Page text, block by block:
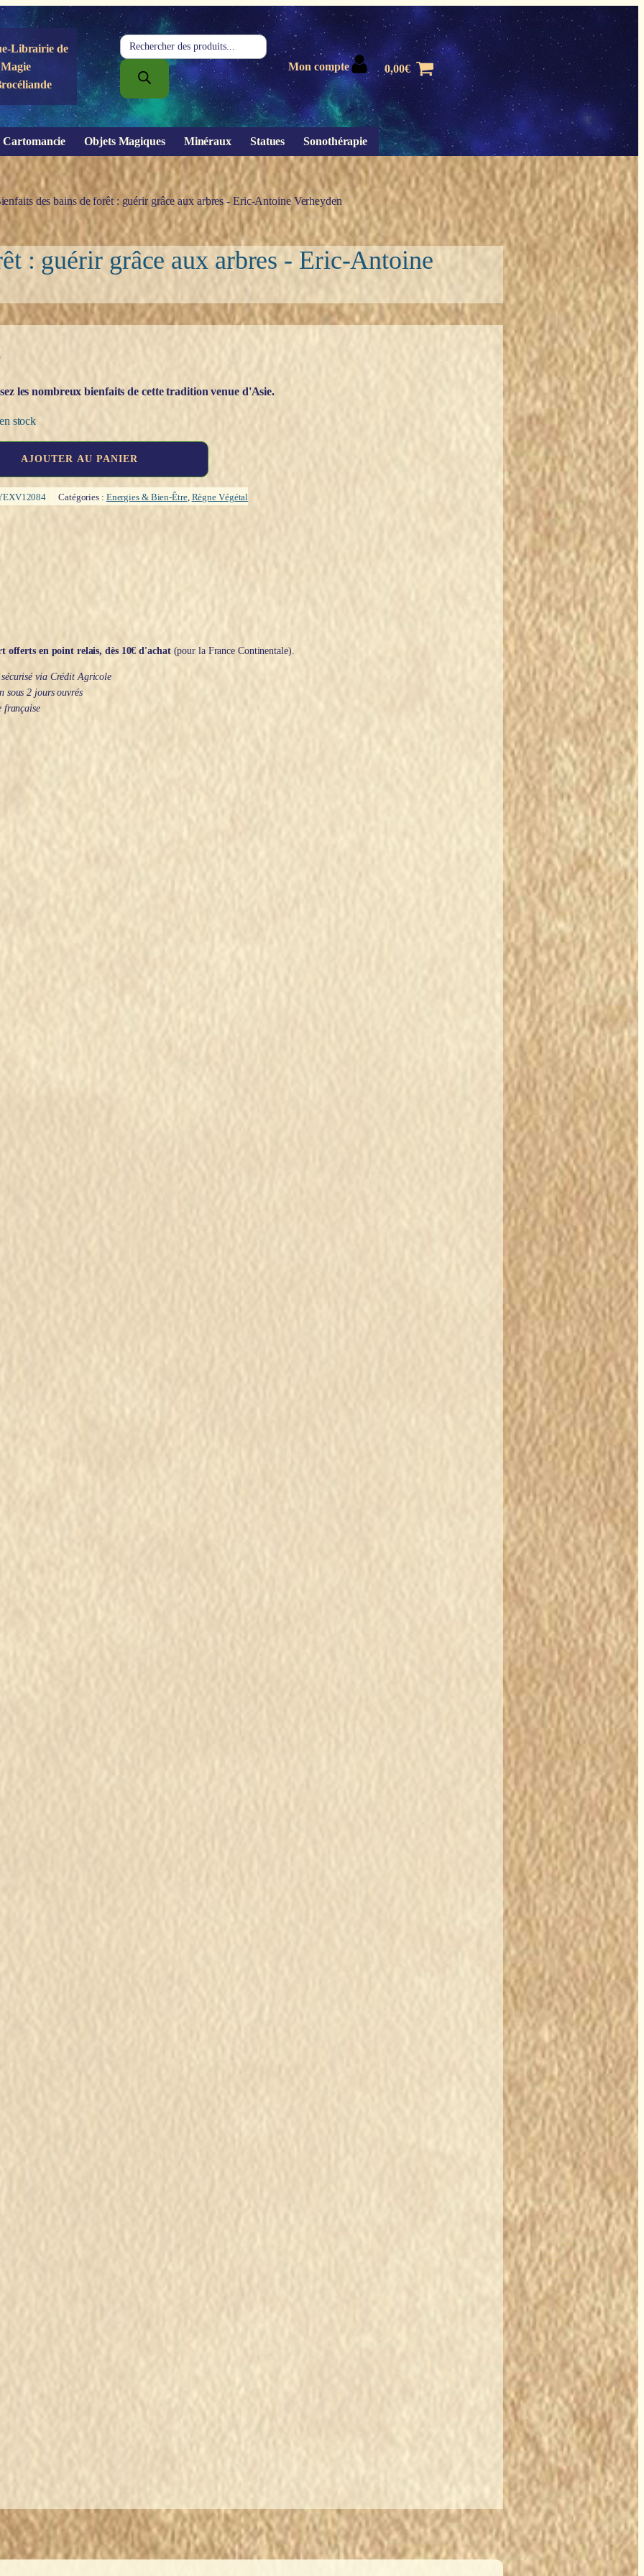
Librairie de
Magie
Recherche
de
produits
Mon compte 0,00€
Cartomancie Objets Magiques Minéraux Statues Sonothérapie
des bains de forêt : guérir grâce aux arbres - Eric-Antoine Verheyden
: guérir grâce aux arbres - Eric-Antoine
les nombreux bienfaits de cette tradition venue d'Asie.
stock
AJOUTER AU PANIER
Catégories : Energies & Bien-Être, Règne Végétal
offerts en point relais, dès 10€ d'achat(pour la France Continentale).
via Crédit Agricole
sous 2 jours ouvrés
française